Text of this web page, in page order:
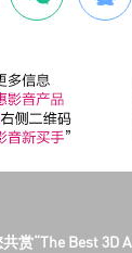
赏“The Best 3D